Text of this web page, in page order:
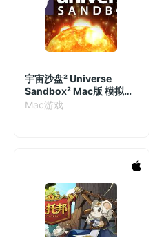
宇宙沙盘² Universe
Sandbox² Mac版 模拟游
戏 v34.0.4
Mac游戏